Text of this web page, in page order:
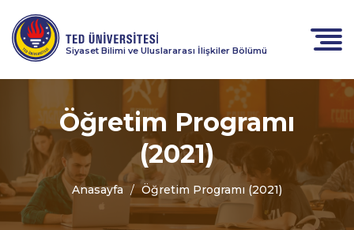
Siyaset Bilimi ve Uluslararası İlişkiler Bölümü
Öğretim Programı
(2021)
Anasayfa Öğretim Programı (2021)